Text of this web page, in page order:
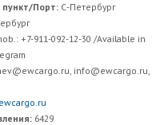
Порт: С-Петербург
+7-911-092-12-30 /Available in
info@ewcargo.ru,
6429